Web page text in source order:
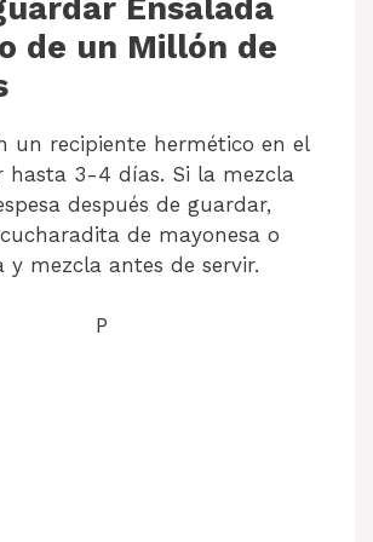
Ensalada
de un Millón de
un recipiente hermético en el
hasta 3-4 días. Si la mezcla
después de guardar,
de mayonesa o
y mezcla antes de servir.
P